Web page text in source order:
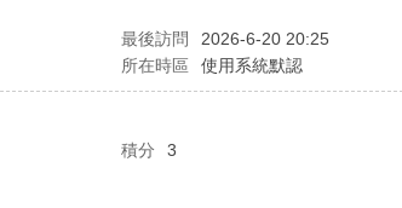
最後訪問 2026-6-20 20:25
所在時區 使用系統默認
積分 3